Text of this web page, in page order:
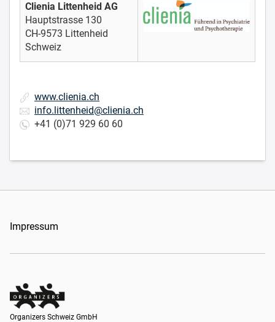
Clienia Littenheid AG
Hauptstrasse 130
CH-9573 Littenheid
Schweiz
www.clienia.ch
info.littenheid@clienia.ch
+41 (0)71 929 60 60
Impressum
Organizers Schweiz GmbH
Organizers Schweiz GmbH